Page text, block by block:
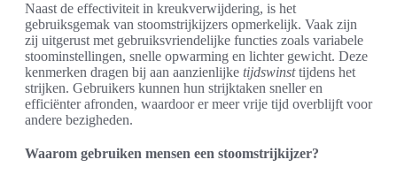
Naast de effectiviteit in kreukverwijdering, is het
gebruiksgemak van stoomstrijkijzers opmerkelijk. Vaak zijn
zij uitgerust met gebruiksvriendelijke functies zoals variabele
stoominstellingen, snelle opwarming en lichter gewicht. Deze
kenmerken dragen bij aan aanzienlijke tijdswinsttijdens het
strijken. Gebruikers kunnen hun strijktaken sneller en
efficiënter afronden, waardoor er meer vrije tijd overblijft voor
andere bezigheden.
Waarom gebruiken mensen een stoomstrijkijzer?